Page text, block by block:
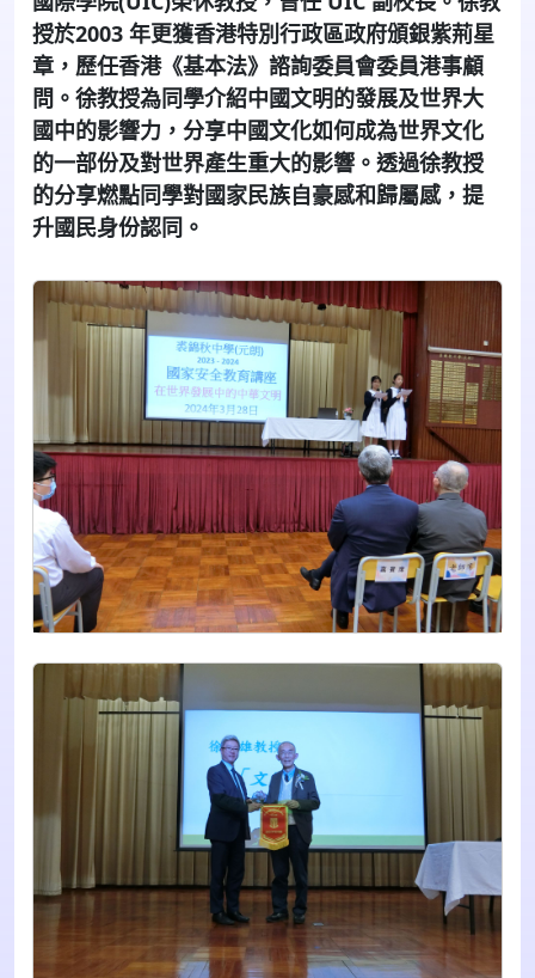
授於2003 年更獲香港特別行政區政府頒銀紫荊星
章，歷任香港《基本法》諮詢委員會委員港事顧
問。徐教授為同學介紹中國文明的發展及世界大
國中的影響力，分享中國文化如何成為世界文化
的一部份及對世界產生重大的影響。透過徐教授
的分享燃點同學對國家民族自豪感和歸屬感，提
升國民身份認同。